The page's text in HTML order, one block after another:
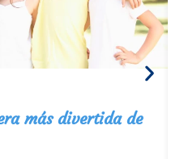
más divertida de